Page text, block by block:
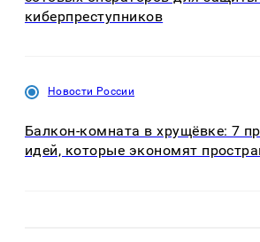
киберпреступников
Новости России
Балкон-комната в хрущёвке: 7
идей, которые экономят